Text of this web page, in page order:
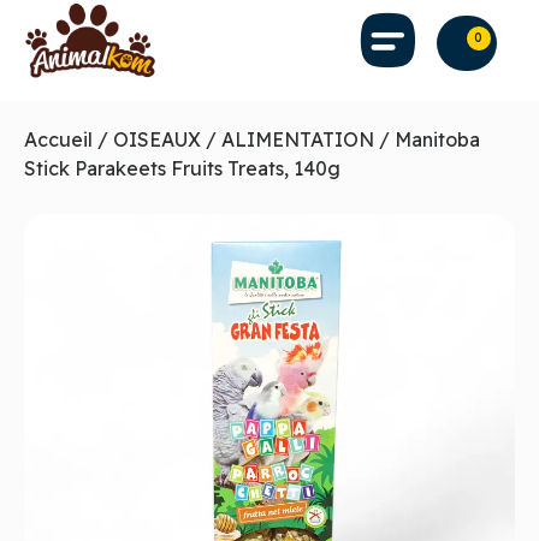
0
Accueil / OISEAUX / ALIMENTATION / Manitoba
Stick Parakeets Fruits Treats, 140g